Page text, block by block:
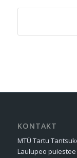
KONTAKT
MTÜ Tartu
Laulupeo puiestee